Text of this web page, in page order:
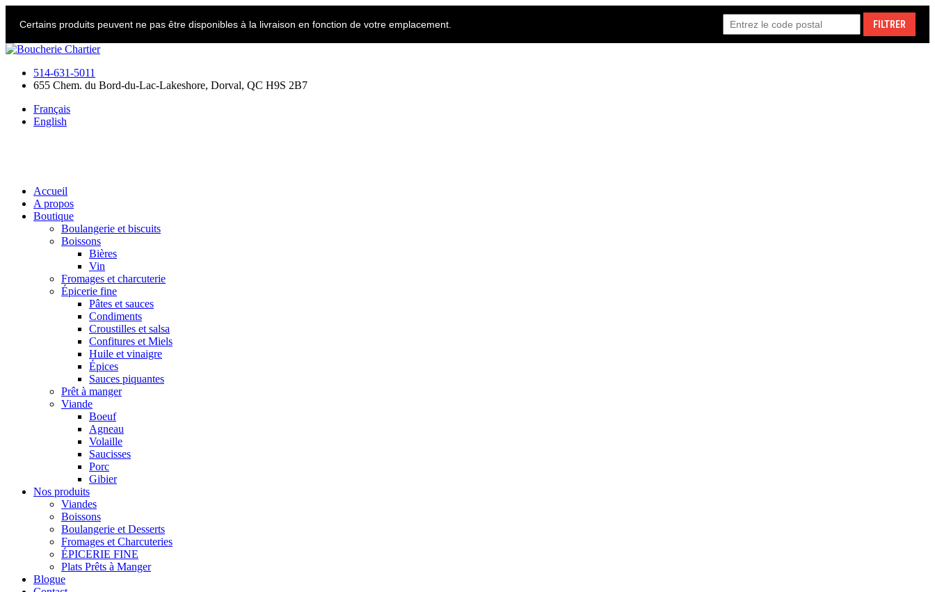
Certains produits peuvent ne pas être disponibles à la livraison en fonction de votre emplacement. FILTRER
514-631-5011
655 Chem. du Bord-du-Lac-Lakeshore, Dorval, QC H9S 2B7
Français
English
Accueil
A propos
Boutique
Boulangerie et biscuits
Boissons
Bières
Vin
Fromages et charcuterie
Épicerie fine
Pâtes et sauces
Condiments
Croustilles et salsa
Confitures et Miels
Huile et vinaigre
Épices
Sauces piquantes
Prêt à manger
Viande
Boeuf
Agneau
Volaille
Saucisses
Porc
Gibier
Nos produits
Viandes
Boissons
Boulangerie et Desserts
Fromages et Charcuteries
ÉPICERIE FINE
Plats Prêts à Manger
Blogue